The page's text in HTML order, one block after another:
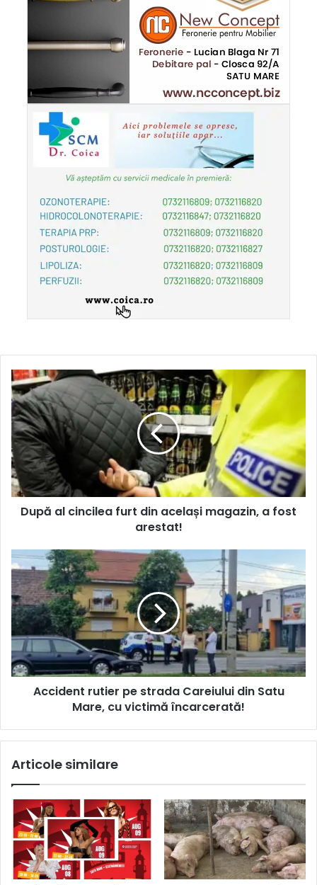
După al cincilea furt din același magazin, a fost
arestat!
Accident rutier pe strada Careiului din Satu
Mare, cu victimă încarcerată!
Articole similare